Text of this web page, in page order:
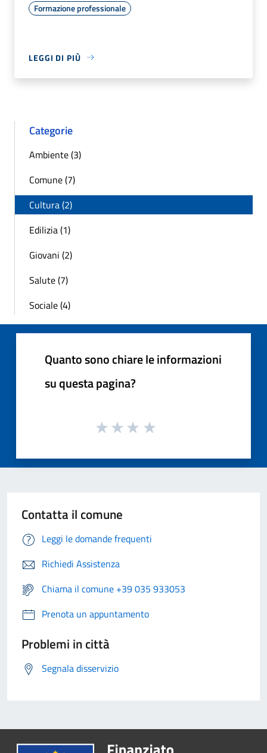
Formazione professionale
LEGGI DI PIÙ
Categorie
Ambiente (3)
Comune (7)
Cultura (2)
Edilizia (1)
Giovani (2)
Salute (7)
Sociale (4)
Quanto sono chiare le informazioni
su questa pagina?
Contatta il comune
Leggi le domande frequenti
Richiedi Assistenza
Chiama il comune +39 035 933053
Prenota un appuntamento
Problemi in città
Segnala disservizio